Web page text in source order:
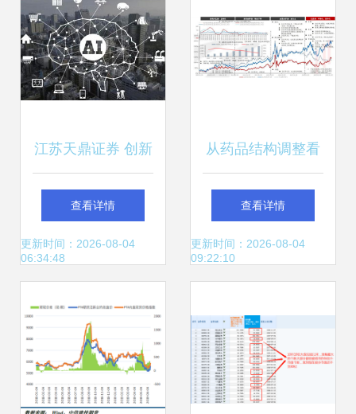
江苏天鼎证券 创新
成就未来，前瞻布
局2018三大科技投
查看详情
更新时间：2026-08-04
06:34:48
从药品结构调整看
仿制药投资的预期
差
查看详情
更新时间：2026-08-04
09:22:10